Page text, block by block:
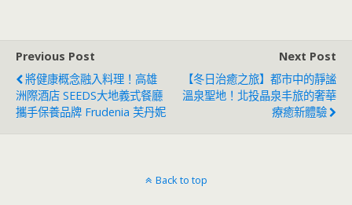
Previous Post
將健康概念融入料理！高雄
洲際酒店 SEEDS大地義式餐廳
攜手保養品牌 Frudenia 芙丹妮
Next Post
【冬日治癒之旅】都市中的靜謐
溫泉聖地！北投晶泉丰旅的奢華
療癒新體驗
Back to top